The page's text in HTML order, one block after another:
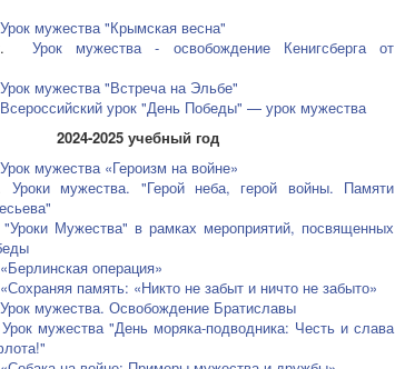
Урок мужества "Крымская весна"
Урок мужества - освобождение Кенигсберга от
Урок мужества "Встреча на Эльбе"
Всероссийский урок "День Победы" — урок мужества
2024-2025 учебный год
Урок мужества «Героизм на войне»
Уроки мужества. "Герой неба, герой войны. Памяти
"Уроки Мужества" в рамках мероприятий, посвященных
«Берлинская операция»
«Сохраняя память: «Никто не забыт и ничто не забыто»
Урок мужества. Освобождение Братиславы
Урок мужества "День моряка-подводника: Честь и слава